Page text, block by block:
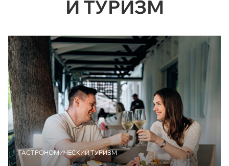
Й ТУРИЗМ
ГАСТРОНОМИЧЕСКИЙ ТУРИЗМ